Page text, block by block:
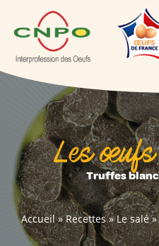
Les œufs
Truffes
Accueil»Recettes»Le salé»